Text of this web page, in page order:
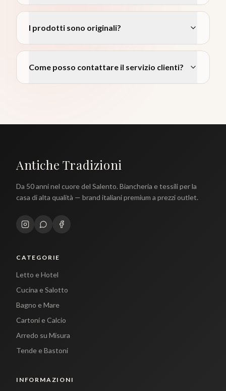
I prodotti sono originali?
Come posso contattare il servizio clienti?
Antiche Tradizioni
Da 50 anni nel cuore del Salento. Biancheria e tessili per la
casa di alta qualità — brand italiani premium a prezzi outlet.
CATEGORIE
Letto e Hotel
Cucina e Salotto
Bagno e Mare
Cartoni e Calcio
Arredo su Misura
Tende e Bastoni
INFORMAZIONI